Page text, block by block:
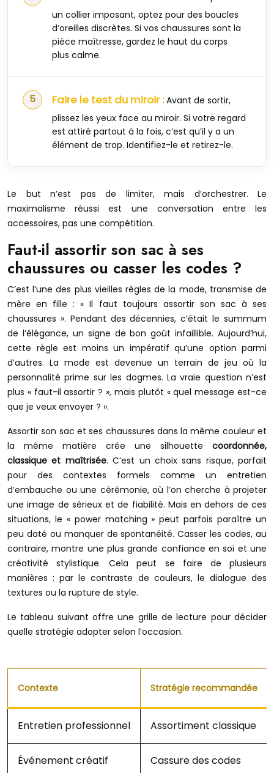
un collier imposant, optez pour des boucles
d’oreilles discrètes. Si vos chaussures sont la
pièce maîtresse, gardez le haut du corps
plus calme.
Faire le test du miroir :Avant de sortir,
plissez les yeux face au miroir. Si votre regard
est attiré partout à la fois, c’est qu’il y a un
élément de trop. Identifiez-le et retirez-le.
Le but n’est pas de limiter, mais d’orchestrer. Le
maximalisme réussi est une conversation entre les
accessoires, pas une compétition.
Faut-il assortir son sac à ses
chaussures ou casser les codes ?
C’est l’une des plus vieilles règles de la mode, transmise de
mère en fille : « Il faut toujours assortir son sac à ses
chaussures ». Pendant des décennies, c’était le summum
de l’élégance, un signe de bon goût infaillible. Aujourd’hui,
cette règle est moins un impératif qu’une option parmi
d’autres. La mode est devenue un terrain de jeu où la
personnalité prime sur les dogmes. La vraie question n’est
plus « faut-il assortir ? », mais plutôt « quel message est-ce
que je veux envoyer ? ».
Assortir son sac et ses chaussures dans la même couleur et
la même matière crée une silhouette coordonnée,
classique et maîtrisée. C’est un choix sans risque, parfait
pour des contextes formels comme un entretien
d’embauche ou une cérémonie, où l’on cherche à projeter
une image de sérieux et de fiabilité. Mais en dehors de ces
situations, le « power matching » peut parfois paraître un
peu daté ou manquer de spontanéité. Casser les codes, au
contraire, montre une plus grande confiance en soi et une
créativité stylistique. Cela peut se faire de plusieurs
manières : par le contraste de couleurs, le dialogue des
textures ou la rupture de style.
Le tableau suivant offre une grille de lecture pour décider
quelle stratégie adopter selon l’occasion.
Contexte Stratégie recommandée
Entretien professionnel Assortiment classique
Événement créatif Cassure des codes